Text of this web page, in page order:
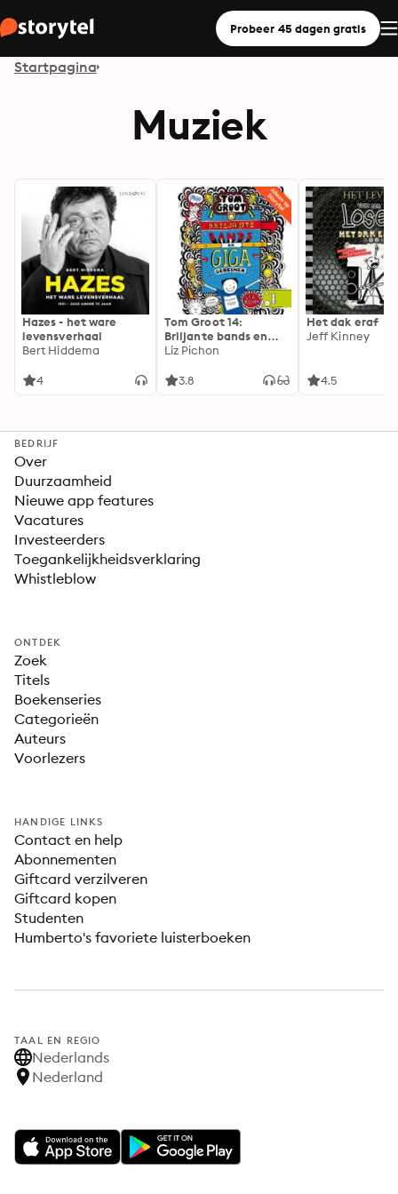
Probeer 45 dagen gratis
Startpagina
Muziek
Hazes - het ware
levensverhaal
Bert Hiddema
4
Tom Groot 14:
Briljante bands en
GIGA geheimen
Liz Pichon
3.8
Het dak eraf
Jeff Kinney
4.5
BEDRIJF
Over
Duurzaamheid
Nieuwe app features
Vacatures
Investeerders
Toegankelijkheidsverklaring
Whistleblow
ONTDEK
Zoek
Titels
Boekenseries
Categorieën
Auteurs
Voorlezers
HANDIGE LINKS
Contact en help
Abonnementen
Giftcard verzilveren
Giftcard kopen
Studenten
Humberto's favoriete luisterboeken
TAAL EN REGIO
Nederlands
Nederland